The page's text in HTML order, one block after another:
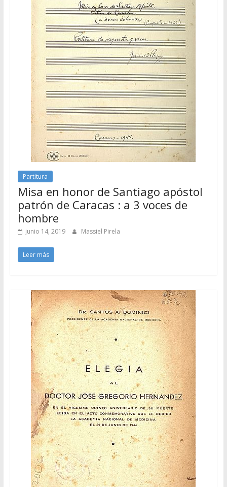
Partitura
Misa en honor de Santiago apóstol
patrón de Caracas : a 3 voces de
hombre
junio 14, 2019 Massiel Pirela
Leer más